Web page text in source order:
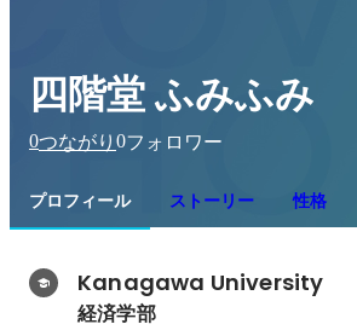
四階堂 ふみふみ
0つながり 0フォロワー
プロフィール ストーリー 性格
Kanagawa University
経済学部